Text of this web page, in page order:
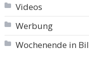
Videos
Werbung
Wochenende in